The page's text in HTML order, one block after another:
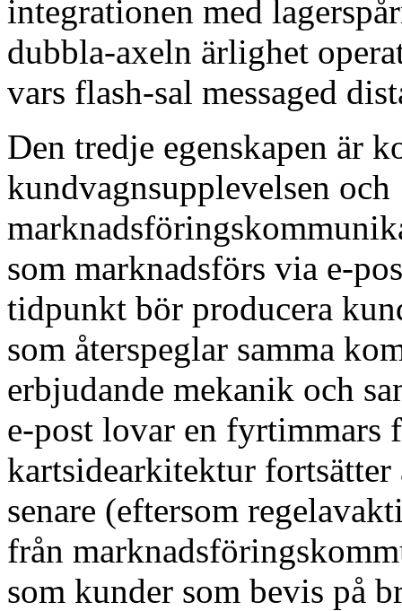
integrationen med
dubbla-axeln ärlighet
vars flash-sal messaged
Den tredje egenskapen är
kundvagnsupplevelsen och
som marknadsförs via e-
tidpunkt bör producera
som återspeglar samma
erbjudande mekanik och
e-post lovar en fyrtimmars
kartsidearkitektur
senare (eftersom
från
som kunder som bevis på